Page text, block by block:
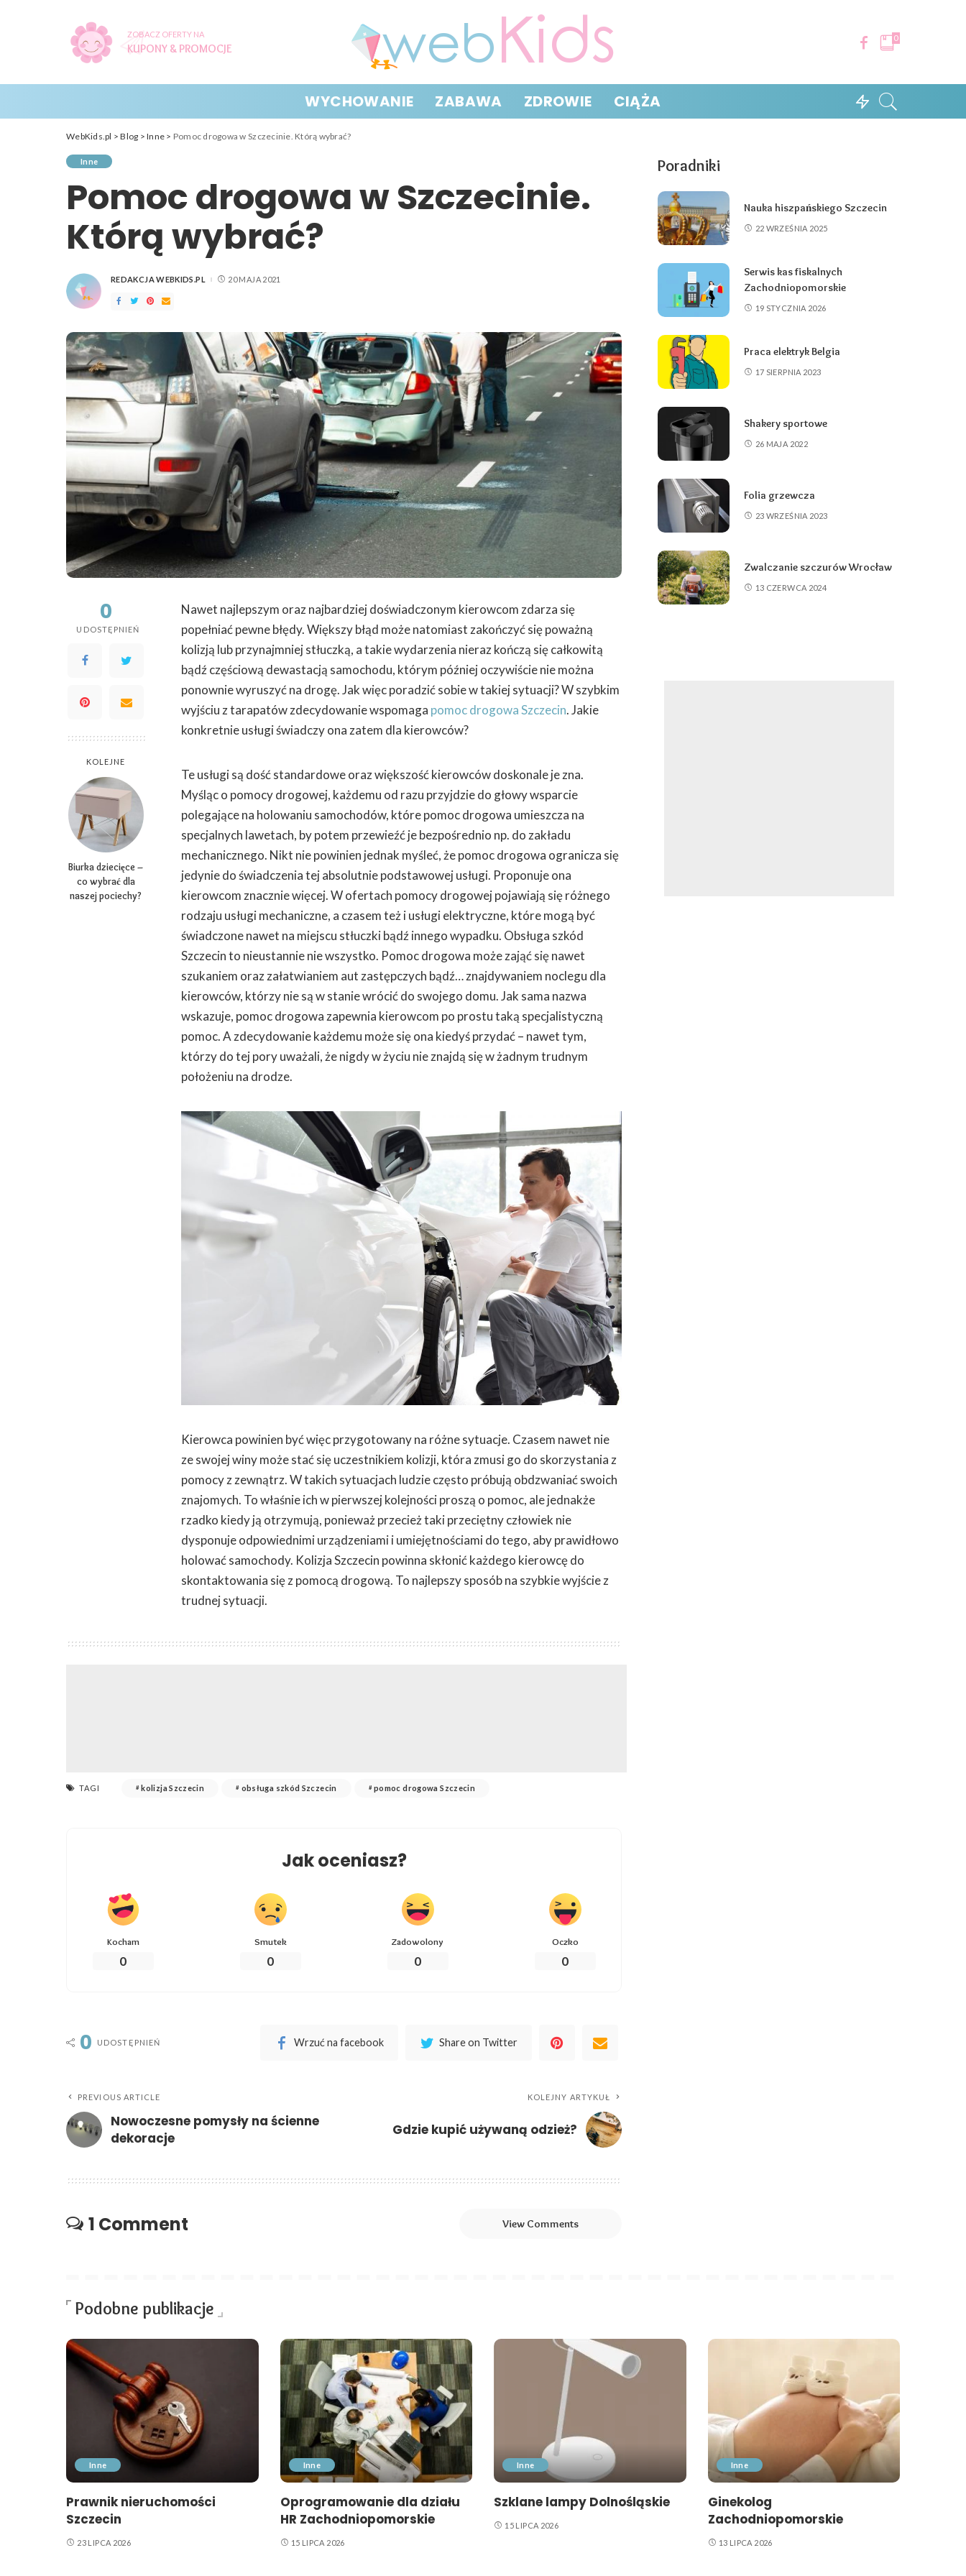
ZOBACZ OFERTY NA
KUPONY & PROMOCJE
0
WYCHOWANIE ZABAWA ZDROWIE CIĄŻA
WebKids.pl >Blog >Inne > Pomoc drogowa w Szczecinie. Którą wybrać?
Inne
Pomoc drogowa w Szczecinie.
Którą wybrać?
POSTED
REDAKCJA WEBKIDS.PL 20 MAJA 2021
0
UDOSTĘPNIEŃ
KOLEJNE
Biurka dziecięce –
co wybrać dla
naszej pociechy?
Nawet najlepszym oraz najbardziej doświadczonym kierowcom zdarza się
popełniać pewne błędy. Większy błąd może natomiast zakończyć się poważną
kolizją lub przynajmniej stłuczką, a takie wydarzenia nieraz kończą się całkowitą
bądź częściową dewastacją samochodu, którym później oczywiście nie można
ponownie wyruszyć na drogę. Jak więc poradzić sobie w takiej sytuacji? W szybkim
wyjściu z tarapatów zdecydowanie wspomaga pomoc drogowa Szczecin. Jakie
konkretnie usługi świadczy ona zatem dla kierowców?
Te usługi są dość standardowe oraz większość kierowców doskonale je zna.
Myśląc o pomocy drogowej, każdemu od razu przyjdzie do głowy wsparcie
polegające na holowaniu samochodów, które pomoc drogowa umieszcza na
specjalnych lawetach, by potem przewieźć je bezpośrednio np. do zakładu
mechanicznego. Nikt nie powinien jednak myśleć, że pomoc drogowa ogranicza się
jedynie do świadczenia tej absolutnie podstawowej usługi. Proponuje ona
kierowcom znacznie więcej. W ofertach pomocy drogowej pojawiają się różnego
rodzaju usługi mechaniczne, a czasem też i usługi elektryczne, które mogą być
świadczone nawet na miejscu stłuczki bądź innego wypadku. Obsługa szkód
Szczecin to nieustannie nie wszystko. Pomoc drogowa może zająć się nawet
szukaniem oraz załatwianiem aut zastępczych bądź… znajdywaniem noclegu dla
kierowców, którzy nie są w stanie wrócić do swojego domu. Jak sama nazwa
wskazuje, pomoc drogowa zapewnia kierowcom po prostu taką specjalistyczną
pomoc. A zdecydowanie każdemu może się ona kiedyś przydać – nawet tym,
którzy do tej pory uważali, że nigdy w życiu nie znajdą się w żadnym trudnym
położeniu na drodze.
Kierowca powinien być więc przygotowany na różne sytuacje. Czasem nawet nie
ze swojej winy może stać się uczestnikiem kolizji, która zmusi go do skorzystania z
pomocy z zewnątrz. W takich sytuacjach ludzie często próbują obdzwaniać swoich
znajomych. To właśnie ich w pierwszej kolejności proszą o pomoc, ale jednakże
rzadko kiedy ją otrzymują, ponieważ przecież taki przeciętny człowiek nie
dysponuje odpowiednimi urządzeniami i umiejętnościami do tego, aby prawidłowo
holować samochody. Kolizja Szczecin powinna skłonić każdego kierowcę do
skontaktowania się z pomocą drogową. To najlepszy sposób na szybkie wyjście z
trudnej sytuacji.
TAGI kolizja Szczecin obsługa szkód Szczecin pomoc drogowa Szczecin
Jak oceniasz?
Kocham
0
Smutek
0
Zadowolony
0
Oczko
0
0 UDOSTĘPNIEŃ Wrzuć na facebook Share on Twitter
PREVIOUS ARTICLE
Nowoczesne pomysły na ścienne
dekoracje
KOLEJNY ARTYKUŁ
Gdzie kupić używaną odzież?
1 Comment View Comments
Poradniki
Nauka hiszpańskiego Szczecin
22 WRZEŚNIA 2025
Serwis kas fiskalnych
Zachodniopomorskie
19 STYCZNIA 2026
Praca elektryk Belgia
17 SIERPNIA 2023
Shakery sportowe
26 MAJA 2022
Folia grzewcza
23 WRZEŚNIA 2023
Zwalczanie szczurów Wrocław
13 CZERWCA 2024
Podobne publikacje
Inne
Prawnik nieruchomości
Szczecin
23 LIPCA 2026
Inne
Oprogramowanie dla działu
HR Zachodniopomorskie
15 LIPCA 2026
Inne
Szklane lampy Dolnośląskie
15 LIPCA 2026
Inne
Ginekolog
Zachodniopomorskie
13 LIPCA 2026